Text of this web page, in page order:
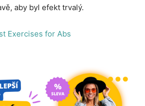
aby byl efekt trvalý.
Exercises for Abs